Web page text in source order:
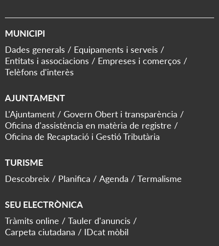
MUNICIPI
Dades generals
Equipaments i serveis
Entitats i associacions
Empreses i comerços
Telèfons d'interès
AJUNTAMENT
L'Ajuntament
Govern Obert i transparència
Oficina d'assistència en matèria de registre
Oficina de Recaptació i Gestió Tributària
TURISME
Descobreix
Planifica Agenda Termalisme
SEU ELECTRÒNICA
Tràmits online
Tauler d'anuncis
Carpeta ciutadana
IDcat mòbil